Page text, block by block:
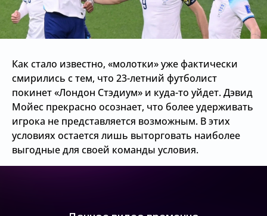
Как стало известно, «молотки» уже фактически
смирились с тем, что 23-летний футболист
покинет «Лондон Стэдиум» и куда-то уйдет. Дэвид
Мойес прекрасно осознает, что более удерживать
игрока не представляется возможным. В этих
условиях остается лишь выторговать наиболее
выгодные для своей команды условия.